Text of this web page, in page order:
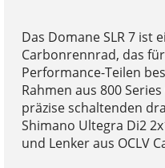
Das Domane SLR 7 ist
Carbonrennrad, das
Performance-Teilen
Rahmen aus 800
präzise schaltenden
Shimano Ultegra Di2
und Lenker aus OCLV